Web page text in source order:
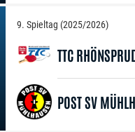
9. Spieltag (2025/2026)
TTC
POST SV